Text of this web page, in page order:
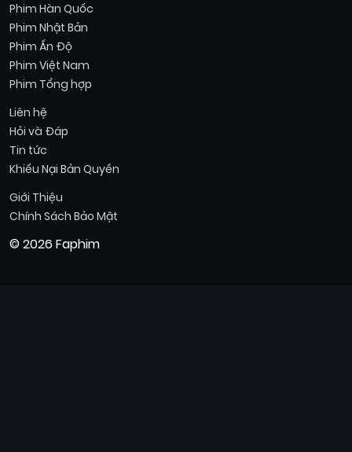
Phim Hàn Quốc
Phim Nhật Bản
Phim Ấn Độ
Phim Việt Nam
Phim Tổng hợp
Liên hệ
Hỏi và Đáp
Tin tức
Khiếu Nại Bản Quyền
Giới Thiệu
Chính Sách Bảo Mật
© 2026 Faphim